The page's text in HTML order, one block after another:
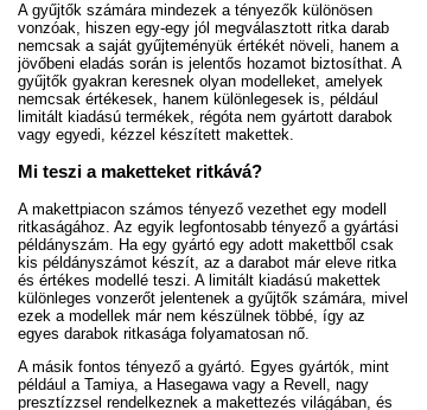
A gyűjtők számára mindezek a tényezők különösen
vonzóak, hiszen egy-egy jól megválasztott ritka darab
nemcsak a saját gyűjteményük értékét növeli, hanem a
jövőbeni eladás során is jelentős hozamot biztosíthat. A
gyűjtők gyakran keresnek olyan modelleket, amelyek
nemcsak értékesek, hanem különlegesek is, például
limitált kiadású termékek, régóta nem gyártott darabok
vagy egyedi, kézzel készített makettek.
Mi teszi a maketteket ritkává?
A makettpiacon számos tényező vezethet egy modell
ritkaságához. Az egyik legfontosabb tényező a gyártási
példányszám. Ha egy gyártó egy adott makettből csak
kis példányszámot készít, az a darabot már eleve ritka
és értékes modellé teszi. A limitált kiadású makettek
különleges vonzerőt jelentenek a gyűjtők számára, mivel
ezek a modellek már nem készülnek többé, így az
egyes darabok ritkasága folyamatosan nő.
A másik fontos tényező a gyártó. Egyes gyártók, mint
például a Tamiya, a Hasegawa vagy a Revell, nagy
presztízzsel rendelkeznek a makettezés világában, és